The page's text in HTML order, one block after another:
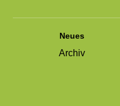
Neues
Archiv